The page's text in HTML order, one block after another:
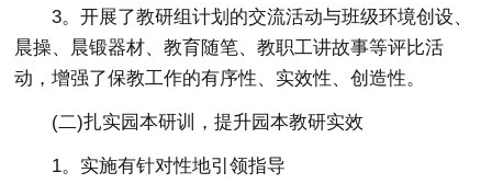
3。开展了教研组计划的交流活动与班级环境创设、
晨操、晨锻器材、教育随笔、教职工讲故事等评比活
动，增强了保教工作的有序性、实效性、创造性。
(二)扎实园本研训，提升园本教研实效
1。实施有针对性地引领指导